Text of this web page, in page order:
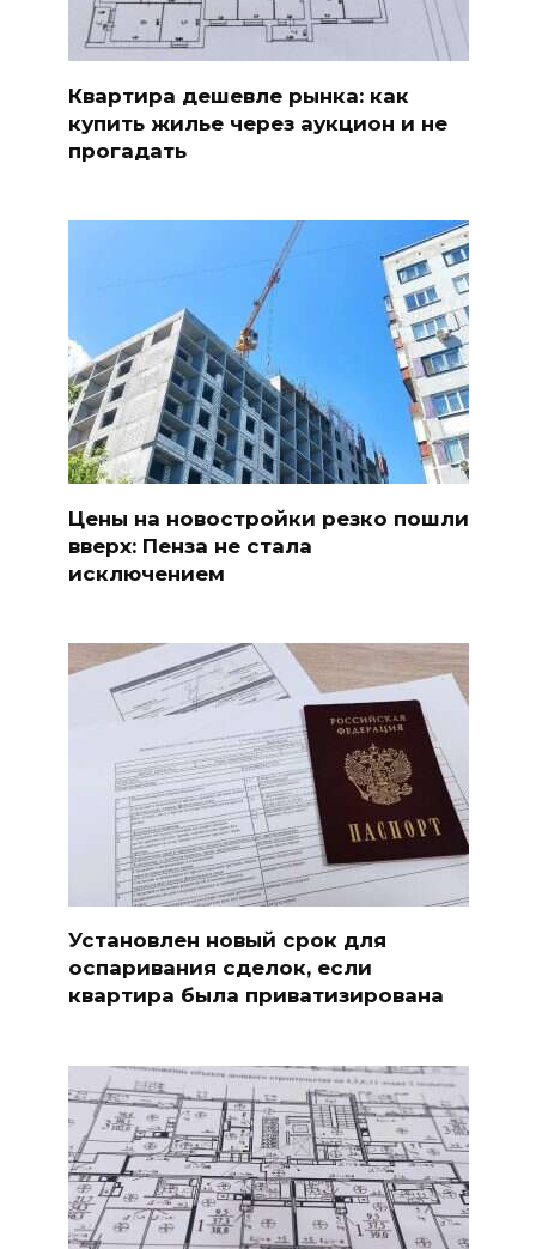
Квартира дешевле рынка: как
купить жилье через аукцион и не
прогадать
Цены на новостройки резко пошли
вверх: Пенза не стала
исключением
Установлен новый срок для
оспаривания сделок, если
квартира была приватизирована